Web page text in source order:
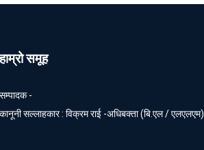
हाम्रो समूह
सम्पादक -
कानूनी सल्लाहकार : विक्रम राई -अधिबक्ता (बि.एल / एलएलएम)